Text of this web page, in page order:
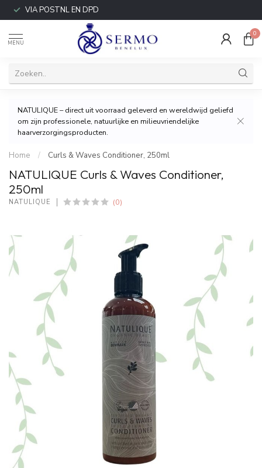
VIA POSTNL EN DPD
MENU
0
NATULIQUE – direct uit voorraad geleverd en wereldwijd geliefd
om zijn professionele, natuurlijke en milieuvriendelijke
haarverzorgingsproducten.
Home / Curls & Waves Conditioner, 250ml
NATULIQUE Curls & Waves Conditioner,
250ml
NATULIQUE (0)